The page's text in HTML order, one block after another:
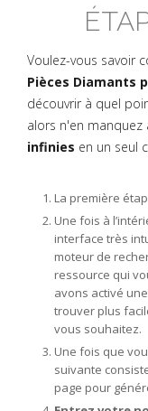
Voulez-vous savoir
Pièces Diamants
découvrir à quel
alors n'en
infinies en un seul
La première
Une fois à
interface très
moteur de
ressource qui
avons activé
trouver plus
vous souhaitez.
Une fois que
suivante
page pour